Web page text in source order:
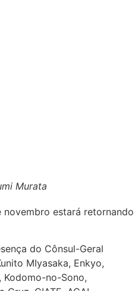
Murata
estará retornando
do Cônsul-Geral
MIyasaka, Enkyo,
Kodomo-no-Sono,